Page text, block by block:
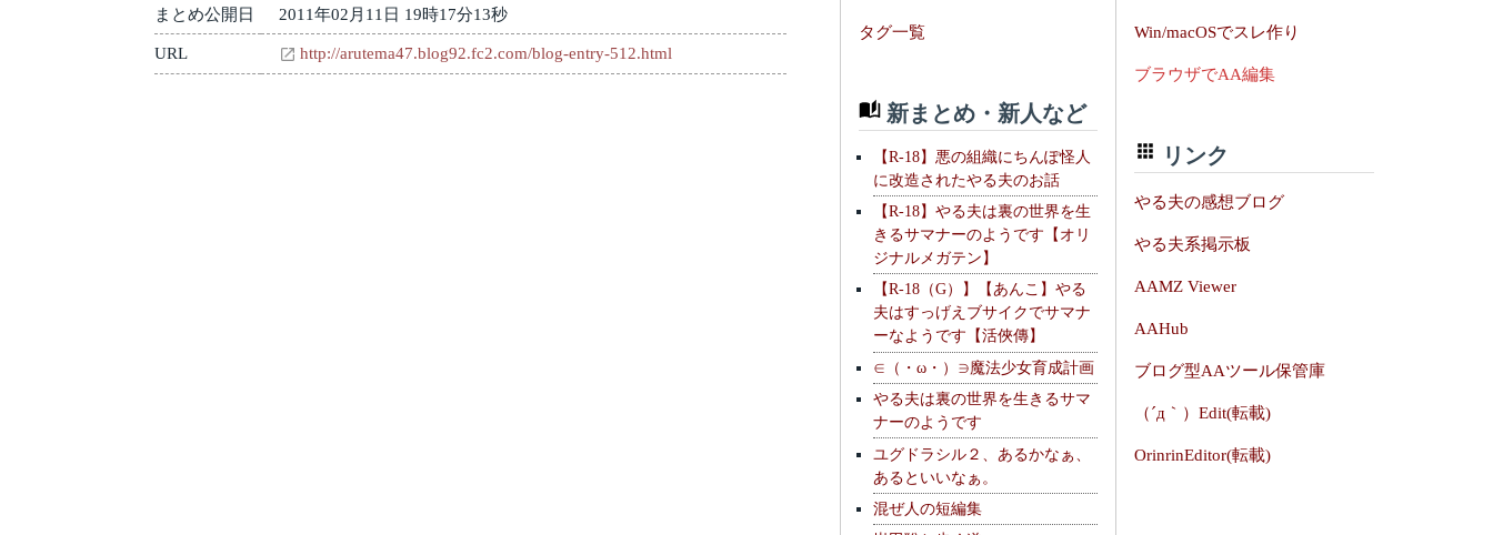
まとめ公開日 2011年02月11日 19時17分13秒
URL http://arutema47.blog92.fc2.com/blog-entry-512.html
タグ一覧
新まとめ・新人など
【R-18】悪の組織にちんぽ怪人
に改造されたやる夫のお話
【R-18】やる夫は裏の世界を生
きるサマナーのようです【オリ
ジナルメガテン】
【R-18（G）】【あんこ】やる
夫はすっげえブサイクでサマナ
ーなようです【活俠傳】
∈（・ω・）∋魔法少女育成計画
やる夫は裏の世界を生きるサマ
ナーのようです
ユグドラシル２、あるかなぁ、
あるといいなぁ。
混ぜ人の短編集
Win/macOSでスレ作り
ブラウザでAA編集
リンク
やる夫の感想ブログ
やる夫系掲示板
AAMZ Viewer
AAHub
ブログ型AAツール保管庫
（´д｀）Edit(転載)
OrinrinEditor(転載)